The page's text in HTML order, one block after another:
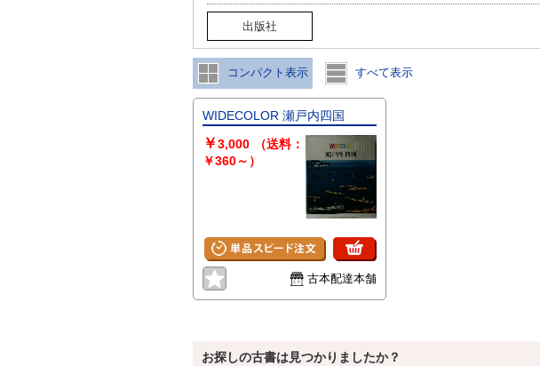
出版社
コンパクト表示 すべて表示
WIDECOLOR 瀬戸内四国
￥3,000
（送料：
￥360～）
古本配達本舗
お探しの古書は見つかりましたか？